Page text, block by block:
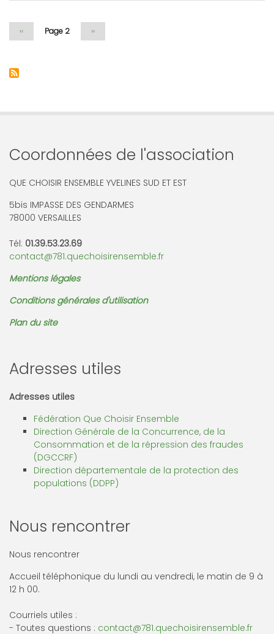
Page
précédente
‹‹ Page 2 Page
suivante
››
Coordonnées de l'association
QUE CHOISIR ENSEMBLE YVELINES SUD ET EST
5bis IMPASSE DES GENDARMES
78000 VERSAILLES
Tél: 01.39.53.23.69
contact@781.quechoisirensemble.fr
Mentions légales
Conditions générales d'utilisation
Plan du site
Adresses utiles
Adresses utiles
Fédération Que Choisir Ensemble
Direction Générale de la Concurrence, de la
Consommation et de la répression des fraudes
(DGCCRF)
Direction départementale de la protection des
populations (DDPP)
Nous rencontrer
Nous rencontrer
Accueil téléphonique du lundi au vendredi, le matin de 9 à
12 h 00.
Courriels utiles :
- Toutes questions : contact@781.quechoisirensemble.fr